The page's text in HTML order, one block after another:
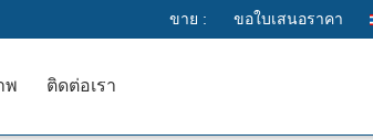
ขาย : ขอใบเสนอราคา
พ ติดต่อเรา